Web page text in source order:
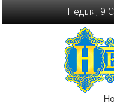
Неділя, 9